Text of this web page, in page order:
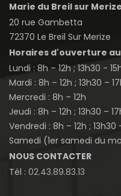
Marie du Breil sur Merize
20 rue Gambetta
72370 Le Breil Sur Merize
Horaires d'ouverture
Lundi : 8h – 12h ; 13h30 -
Mardi : 8h – 12h ; 13h30 –
Mercredi : 8h – 12h
Jeudi : 8h – 12h ; 13h30 –
Vendredi : 8h – 12h ; 13h30
Samedi (1er samedi du
NOUS CONTACTER
Tél : 02.43.89.83.13